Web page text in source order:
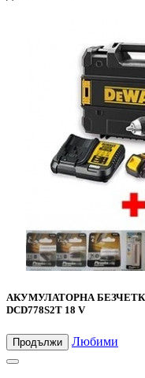
АКУМУЛАТОРНА
DCD778S2T 18 V
Продължи Любими